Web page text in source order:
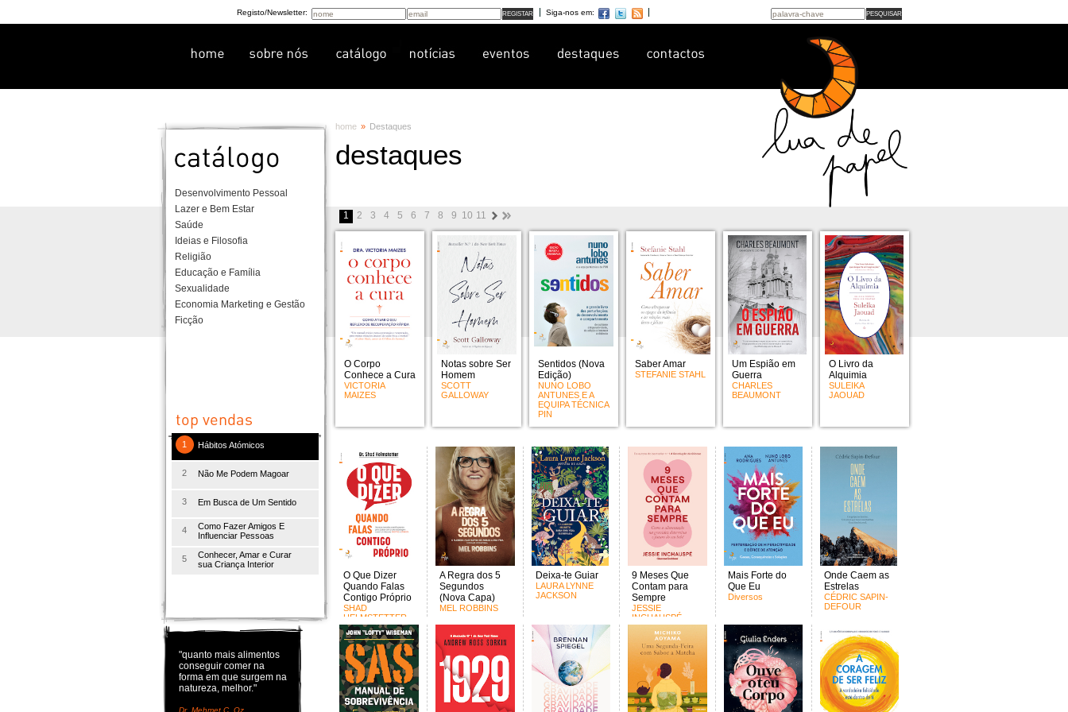
Registo/Newsletter: Siga-nos em:
Desenvolvimento Pessoal
Lazer e Bem Estar
Saúde
Ideias e Filosofia
Religião
Educação e Família
Sexualidade
Economia Marketing e Gestão
Ficção
1 Hábitos Atómicos
2 Não Me Podem Magoar
3 Em Busca de Um Sentido
4
Como Fazer Amigos E
Influenciar Pessoas
5
Conhecer, Amar e Curar
sua Criança Interior
"quanto mais alimentos
conseguir comer na
forma em que surgem na
natureza, melhor."
Dr. Mehmet C. Oz
home » Destaques
destaques
1 2 3 4 5 6 7 8 9 10 11
O Corpo
Conhece a Cura
VICTORIA
MAIZES
Notas sobre Ser
Homem
SCOTT
GALLOWAY
Sentidos (Nova
Edição)
NUNO LOBO
ANTUNES E A
EQUIPA TÉCNICA
PIN
Saber Amar
STEFANIE STAHL
Um Espião em
Guerra
CHARLES
BEAUMONT
O Livro da
Alquimia
SULEIKA
JAOUAD
O Que Dizer
Quando Falas
Contigo Próprio
SHAD
HELMSTETTER
A Regra dos 5
Segundos
(Nova Capa)
MEL ROBBINS
Deixa-te Guiar
LAURA LYNNE
JACKSON
9 Meses Que
Contam para
Sempre
JESSIE
INCHAUSPÉ
Mais Forte do
Que Eu
Diversos
Onde Caem as
Estrelas
CÉDRIC SAPIN-
DEFOUR